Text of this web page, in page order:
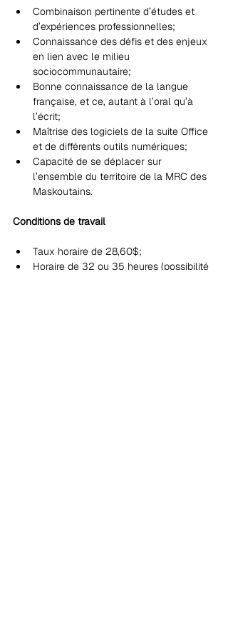
Combinaison pertinente d’études et
d’expériences professionnelles;
Connaissance des défis et des enjeux
en lien avec le milieu
sociocommunautaire;
Bonne connaissance de la langue
française, et ce, autant à l’oral qu’à
l’écrit;
Maîtrise des logiciels de la suite Office
et de différents outils numériques;
Capacité de se déplacer sur
l’ensemble du territoire de la MRC des
Maskoutains.
Conditions de travail
Taux horaire de 28,60$;
Horaire de 32 ou 35 heures (possibilité